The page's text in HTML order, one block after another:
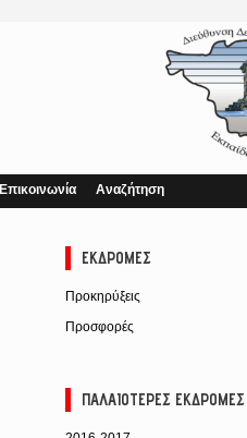
Επικοινωνία Αναζήτηση
ΕΚΔΡΟΜΈΣ
Προκηρύξεις
Προσφορές
ΠΑΛΑΙΌΤΕΡΕΣ ΕΚΔΡΟΜΈΣ